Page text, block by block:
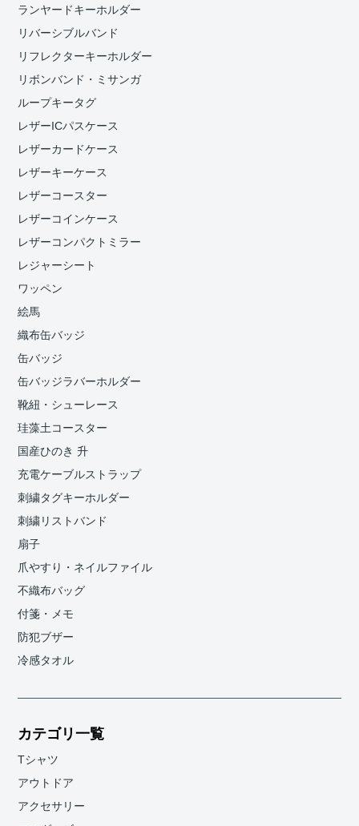
ランヤードキーホルダー
リバーシブルバンド
リフレクターキーホルダー
リボンバンド・ミサンガ
ループキータグ
レザーICパスケース
レザーカードケース
レザーキーケース
レザーコースター
レザーコインケース
レザーコンパクトミラー
レジャーシート
ワッペン
絵馬
織布缶バッジ
缶バッジ
缶バッジラバーホルダー
靴紐・シューレース
珪藻土コースター
国産ひのき 升
充電ケーブルストラップ
刺繍タグキーホルダー
刺繍リストバンド
扇子
爪やすり・ネイルファイル
不織布バッグ
付箋・メモ
防犯ブザー
冷感タオル
カテゴリ一覧
Tシャツ
アウトドア
アクセサリー